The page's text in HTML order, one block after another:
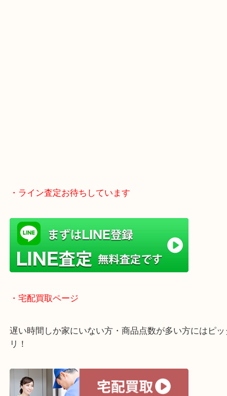
・ライン査定お待ちしています